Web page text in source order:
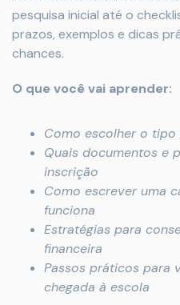
pesquisa inicial até o
prazos, exemplos e dicas
chances.
O que você vai aprender:
Como escolher o
Quais documentos e
inscrição
Como escrever uma
funciona
Estratégias para
financeira
Passos práticos para
chegada à escola